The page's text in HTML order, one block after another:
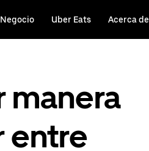
Negocio Uber Eats Acerca de
manera
entre